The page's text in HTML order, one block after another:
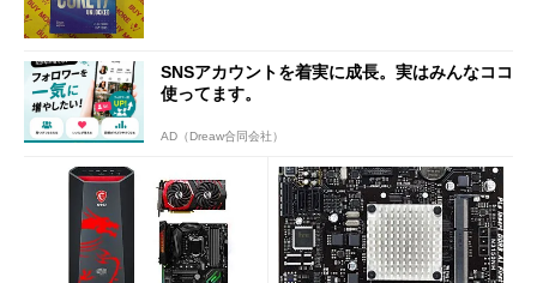
SNSアカウントを着実に成長。実はみんなココ
使ってます。
AD（Dreaw合同会社）